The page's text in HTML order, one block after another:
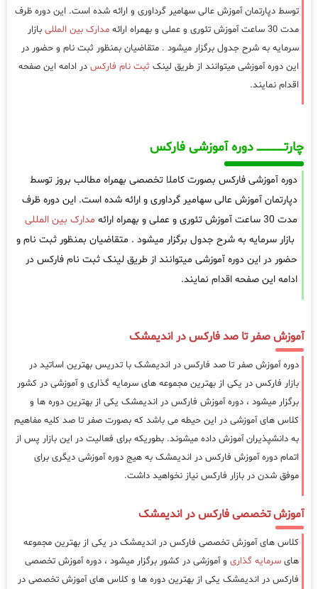
توسط دپارتمان آموزش عالی سهامیر گرداوری و ارائه شده است. این دوره ظرف
مدت 30 ساعت آموزش تئوری و عملی و بهمراه ارائه
مدارک بین المللی بازار
سرمایه به شرح جدول برگزار میشود . متقاضیان بمنظور ثبت نام و حضور در
این دوره آموزشی میتوانند از طریق لینک ثبت نام فارکس در ادامه این صفحه
اقدام نمایند.
چارتـــــــــــــــــــ دوره آموزشی فارکس
دوره آموزشی فارکس بصورت کاملا تخصصی بهمراه مطالب بروز توسط
دپارتمان آموزش عالی سهامیر گرداوری و ارائه شده است. این دوره ظرف
مدت 30 ساعت آموزش تئوری و عملی و بهمراه ارائه
مدارک بین المللی
بازار سرمایه به شرح جدول برگزار میشود . متقاضیان بمنظور ثبت نام و
حضور در این دوره آموزشی میتوانند از طریق لینک ثبت نام فارکس در
ادامه این صفحه اقدام نمایند.
آموزش صفر تا صد فارکس در اندیمشک
دوره آموزش صفر تا صد فارکس در اندیمشک با تدریس بهترین اساتید در
بازار فارکس در یکی از بهترین مجموعه های سرمایه گذاری و آموزشی در کشور
برگزار میشود ، دوره آموزش فارکس در اندیمشک یکی از بهترین دوره ها و
کلاس های آموزشی در این حیطه می باشد که بصورت صفر تا صد کلیه مفاهیم
به دانشپذیران آموزش داده میشوند. بطوریکه برای فعالیت در این بازار پس از
اتمام دوره آموزش فارکس در اندیمشک به هیج دوره آموزشی دیگری برای
موفق شدن در بازار فارکس نیاز نخواهید داشت.
آموزش تخصصی فارکس در اندیمشک
کلاس های آموزش تخصصی فارکس در اندیمشک در یکی از بهترین مجموعه
های سرمایه گذاری و آموزشی در کشور برگزار میشود ، دوره آموزش تخصصی
فارکس در اندیمشک یکی از بهترین دوره ها و کلاس های آموزش تخصصی در